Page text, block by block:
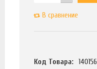
В сравнение
Код Товара:
140156